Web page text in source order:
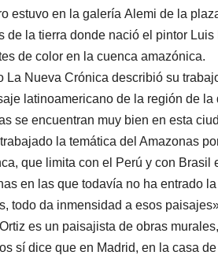
estuvo en la galería Alemi de la
de la tierra donde nació el pintor
de color en la cuenca amazónica.
La Nueva Crónica describió su
latinoamericano de la región de
se encuentran muy bien en esta
la temática del Amazonas
que limita con el Perú y con
en las que todavía no ha entrado
todo da inmensidad a esos
es un paisajista de obras
sí dice que en Madrid, en la casa